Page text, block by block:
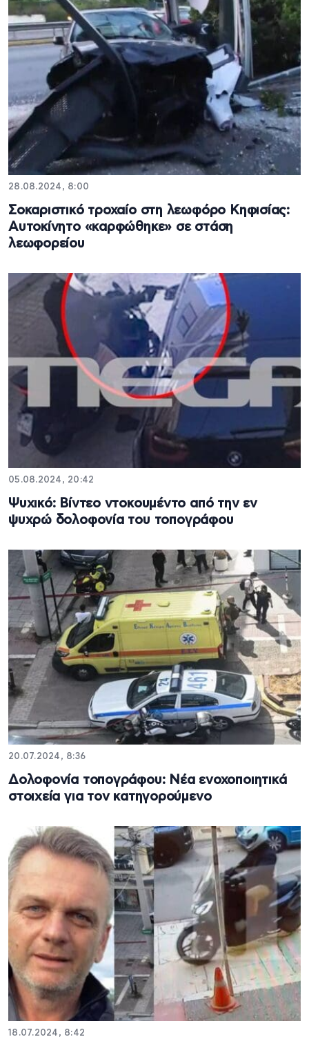
28.08.2024, 8:00
Σοκαριστικό τροχαίο στη λεωφόρο Κηφισίας:
Αυτοκίνητο «καρφώθηκε» σε στάση
λεωφορείου
05.08.2024, 20:42
Ψυχικό: Βίντεο ντοκουμέντο από την εν
ψυχρώ δολοφονία του τοπογράφου
20.07.2024, 8:36
Δολοφονία τοπογράφου: Νέα ενοχοποιητικά
στοιχεία για τον κατηγορούμενο
18.07.2024, 8:42